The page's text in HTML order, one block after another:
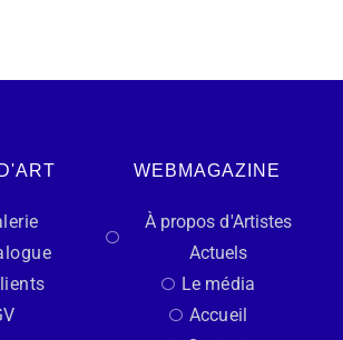
WEBMAGAZINE
À propos d'Artistes
Actuels
Le média
Accueil